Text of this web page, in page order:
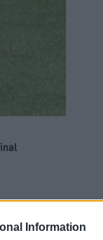
Information